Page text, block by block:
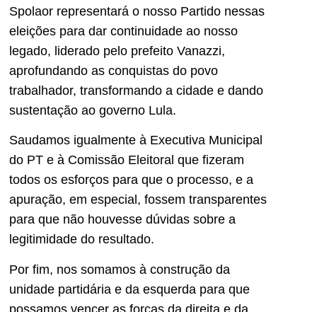
Spolaor representará o nosso Partido nessas
eleições para dar continuidade ao nosso
legado, liderado pelo prefeito Vanazzi,
aprofundando as conquistas do povo
trabalhador, transformando a cidade e dando
sustentação ao governo Lula.
Saudamos igualmente à Executiva Municipal
do PT e à Comissão Eleitoral que fizeram
todos os esforços para que o processo, e a
apuração, em especial, fossem transparentes
para que não houvesse dúvidas sobre a
legitimidade do resultado.
Por fim, nos somamos à construção da
unidade partidária e da esquerda para que
possamos vencer as forças da direita e da